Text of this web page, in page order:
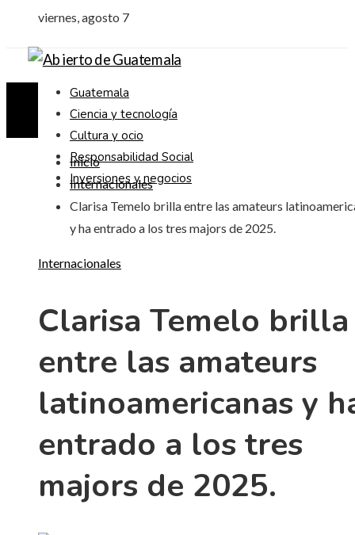
viernes, agosto 7
Guatemala
Ciencia y tecnología
Cultura y ocio
Responsabilidad Social
Inversiones y negocios
Inicio
Internacionales
Clarisa Temelo brilla entre las amateurs
y ha entrado a los tres majors de 2025.
Internacionales
Clarisa Temelo brilla
entre las amateurs
latinoamericanas y
entrado a los tres
majors de 2025.